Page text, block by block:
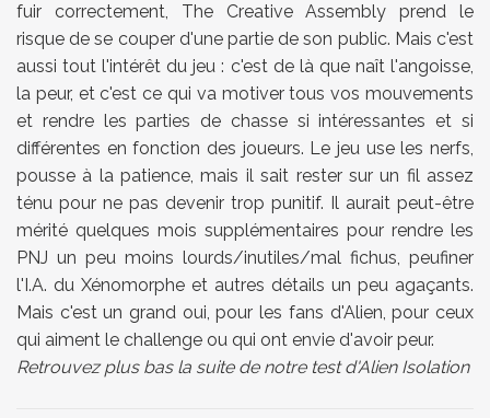
fuir correctement, The Creative Assembly prend le
risque de se couper d'une partie de son public. Mais c'est
aussi tout l'intérêt du jeu : c'est de là que naît l'angoisse,
la peur, et c'est ce qui va motiver tous vos mouvements
et rendre les parties de chasse si intéressantes et si
différentes en fonction des joueurs. Le jeu use les nerfs,
pousse à la patience, mais il sait rester sur un fil assez
ténu pour ne pas devenir trop punitif. Il aurait peut-être
mérité quelques mois supplémentaires pour rendre les
PNJ un peu moins lourds/inutiles/mal fichus, peufiner
l'I.A. du Xénomorphe et autres détails un peu agaçants.
Mais c'est un grand oui, pour les fans d'Alien, pour ceux
qui aiment le challenge ou qui ont envie d'avoir peur.
Retrouvez plus bas la suite de notre test d'Alien Isolation